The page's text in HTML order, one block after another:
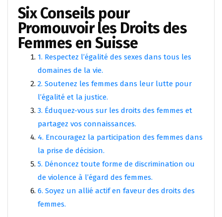
Six Conseils pour
Promouvoir les Droits des
Femmes en Suisse
1. Respectez l’égalité des sexes dans tous les
domaines de la vie.
2. Soutenez les femmes dans leur lutte pour
l’égalité et la justice.
3. Éduquez-vous sur les droits des femmes et
partagez vos connaissances.
4. Encouragez la participation des femmes dans
la prise de décision.
5. Dénoncez toute forme de discrimination ou
de violence à l’égard des femmes.
6. Soyez un allié actif en faveur des droits des
femmes.